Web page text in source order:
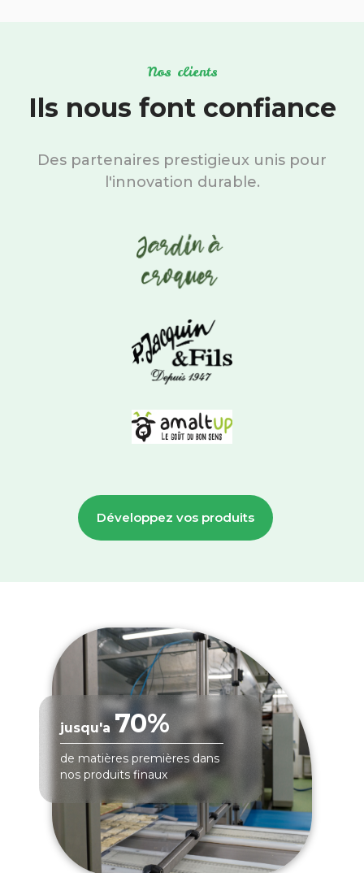
Nos clients
Ils nous font confiance
Des partenaires prestigieux unis pour
l'innovation durable.
Développez vos produits
jusqu'a 70%
de matières premières dans
nos produits finaux